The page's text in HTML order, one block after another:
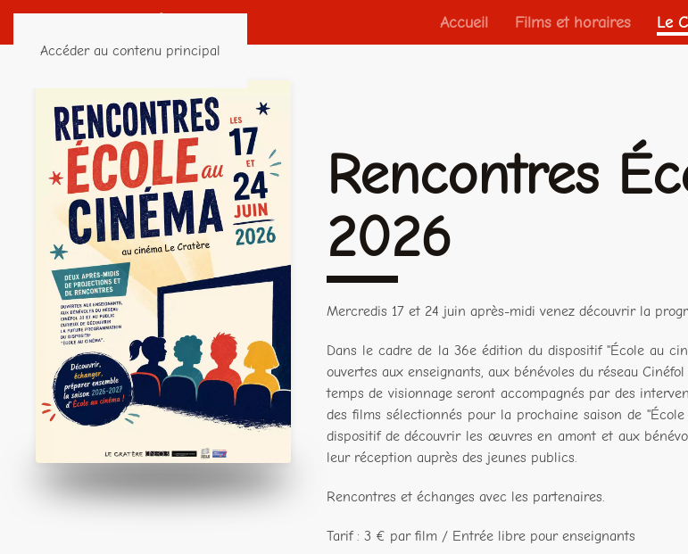
Accéder au contenu principal
Accueil Films et horaires Le
Rencontres
2026
Mercredis 17 et 24 juin après-midi venez découvrir la
Dans le cadre de la 36e édition du dispositif "École au
ouvertes aux enseignants, aux bénévoles du réseau
temps de visionnage seront accompagnés par des
des films sélectionnés pour la prochaine saison de
dispositif de découvrir les œuvres en amont et aux
leur réception auprès des jeunes publics.
Rencontres et échanges avec les partenaires.
Tarif : 3 € par film / Entrée libre pour enseignants